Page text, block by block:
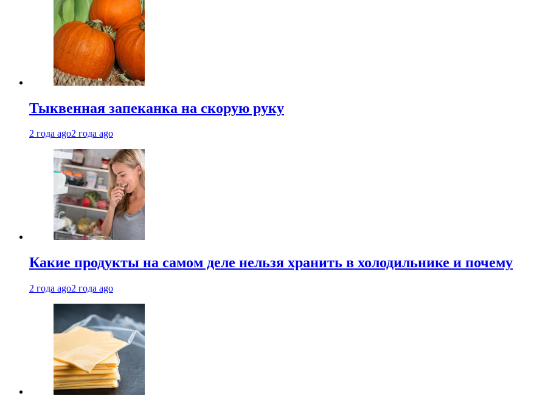
Тыквенная запеканка на скорую руку
2 года ago2 года ago
Какие продукты на самом деле нельзя хранить в холодильнике и почему
2 года ago2 года ago